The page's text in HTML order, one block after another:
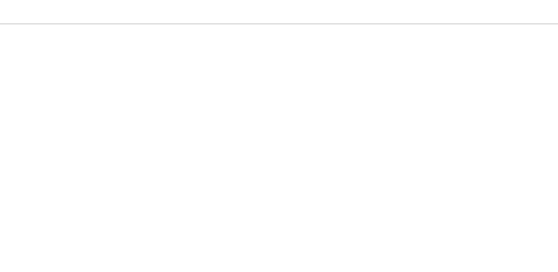
est simple : vous aider à atteindre vos ambitions en ligne sans